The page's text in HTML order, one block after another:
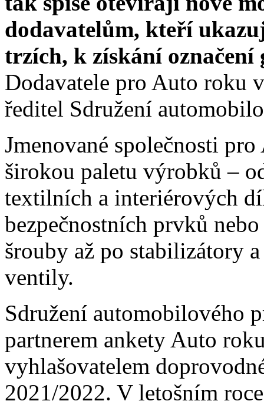
dodavatelům, kteří
trzích, k získání
Dodavatele pro Auto roku
ředitel Sdružení
Jmenované společnosti
širokou paletu výrobků –
textilních a interiérových
bezpečnostních prvků
šrouby až po stabilizátory
ventily.
Sdružení automobilového
partnerem ankety Auto
vyhlašovatelem
2021/2022. V letošním